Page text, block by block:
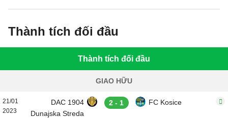
Thành tích đối đầu
Thành tích đối đầu
GIAO HỮU
21/01
2023
DAC 1904
Dunajska Streda
2 - 1 FC Kosice